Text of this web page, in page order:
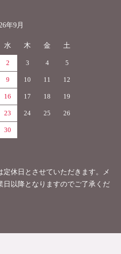
年9月
水 木 金 土
2 3 4 5
9 10 11 12
16 17 18 19
23 24 25 26
30
休日とさせていただきます。メ
日以降となりますのでご了承くだ